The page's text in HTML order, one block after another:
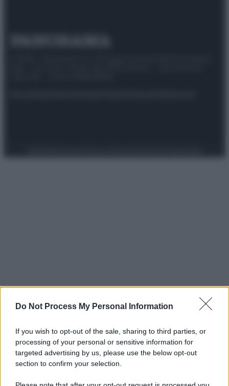
Do Not Process My Personal Information
If you wish to opt-out of the sale, sharing to third parties, or
processing of your personal or sensitive information for
targeted advertising by us, please use the below opt-out
section to confirm your selection.